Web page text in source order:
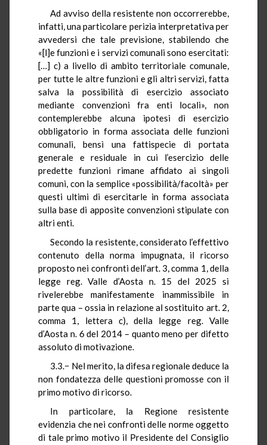
Ad avviso della resistente non occorrerebbe,
infatti, una particolare perizia interpretativa per
avvedersi che tale previsione, stabilendo che
«[l]e funzioni e i servizi comunali sono esercitati:
[…] c) a livello di ambito territoriale comunale,
per tutte le altre funzioni e gli altri servizi, fatta
salva la possibilità di esercizio associato
mediante convenzioni fra enti locali», non
contemplerebbe alcuna ipotesi di esercizio
obbligatorio in forma associata delle funzioni
comunali, bensì una fattispecie di portata
generale e residuale in cui l’esercizio delle
predette funzioni rimane affidato ai singoli
comuni, con la semplice «possibilità/facoltà» per
questi ultimi di esercitarle in forma associata
sulla base di apposite convenzioni stipulate con
altri enti.
Secondo la resistente, considerato l’effettivo
contenuto della norma impugnata, il ricorso
proposto nei confronti dell’art. 3, comma 1, della
legge reg. Valle d’Aosta n. 15 del 2025 si
rivelerebbe manifestamente inammissibile in
parte qua – ossia in relazione al sostituito art. 2,
comma 1, lettera c), della legge reg. Valle
d’Aosta n. 6 del 2014 – quanto meno per difetto
assoluto di motivazione.
3.3.− Nel merito, la difesa regionale deduce la
non fondatezza delle questioni promosse con il
primo motivo di ricorso.
In particolare, la Regione resistente
evidenzia che nei confronti delle norme oggetto
di tale primo motivo il Presidente del Consiglio